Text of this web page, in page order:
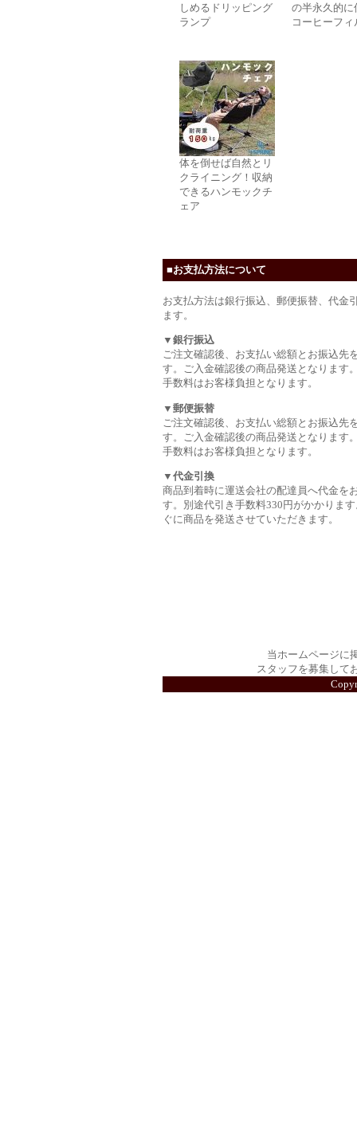
しめるドリッピング
ランプ
の半永久的に
コーヒーフィ
体を倒せば自然とリ
クライニング！収納
できるハンモックチ
ェア
■お支払方法について
お支払方法は銀行振込、郵便振替、代金
ます。
▼銀行振込
ご注文確認後、お支払い総額とお振込先
す。ご入金確認後の商品発送となります
手数料はお客様負担となります。
▼郵便振替
ご注文確認後、お支払い総額とお振込先
す。ご入金確認後の商品発送となります
手数料はお客様負担となります。
▼代金引換
商品到着時に運送会社の配達員へ代金を
す。別途代引き手数料330円がかかりま
ぐに商品を発送させていただきます。
当ホームページに
スタッフを募集して